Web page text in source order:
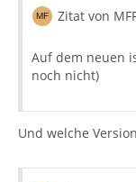
Zitat von
Auf dem neuen
noch nicht)
Und welche